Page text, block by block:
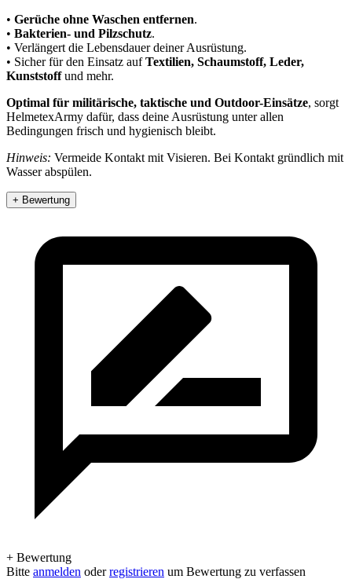
• Gerüche ohne Waschen entfernen.
• Bakterien- und Pilzschutz.
• Verlängert die Lebensdauer deiner Ausrüstung.
• Sicher für den Einsatz aufTextilien, Schaumstoff, Leder,
Kunststoffund mehr.
Optimal für militärische, taktische und Outdoor-Einsätze, sorgt
HelmetexArmy dafür, dass deine Ausrüstung unter allen
Bedingungen frisch und hygienisch bleibt.
Hinweis: Vermeide Kontakt mit Visieren. Bei Kontakt gründlich mit
Wasser abspülen.
+ Bewertung
+ Bewertung
Bitte anmelden oderregistrieren um Bewertung zu verfassen